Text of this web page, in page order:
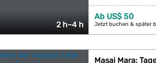
2 h–4 h
Ab US$ 50
Jetzt buchen & später
Masai Mara: